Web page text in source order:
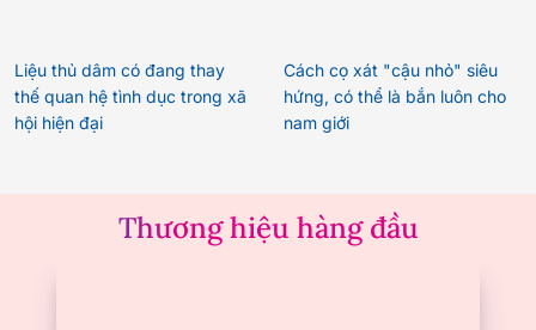
Liệu thủ dâm có đang thay
thế quan hệ tình dục trong xã
hội hiện đại
Cách cọ xát "cậu nhỏ" siêu
hứng, có thể là bắn luôn cho
nam giới
Thương hiệu hàng đầu